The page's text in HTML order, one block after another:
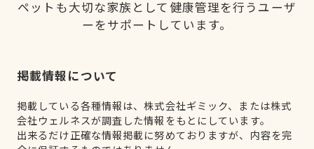
ペットも大切な家族として健康管理を行うユーザ
ーをサポートしています。
掲載情報について
掲載している各種情報は、株式会社ギミック、または株式
会社ウェルネスが調査した情報をもとにしています。
出来るだけ正確な情報掲載に努めておりますが、内容を完